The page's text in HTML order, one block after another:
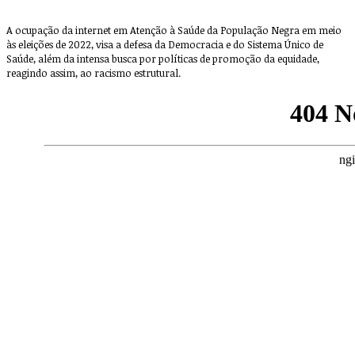
A ocupação da internet em Atenção à Saúde da População Negra em meio
às eleições de 2022, visa a defesa da Democracia e do Sistema Único de
Saúde, além da intensa busca por políticas de promoção da equidade,
reagindo assim, ao racismo estrutural.